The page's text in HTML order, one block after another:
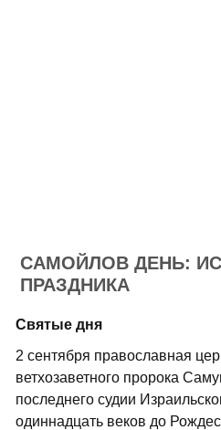
САМОЙЛОВ ДЕНЬ:
ПРАЗДНИКА
Святые дня
2 сентября православная
ветхозаветного пророка
последнего судии
одиннадцать веков до